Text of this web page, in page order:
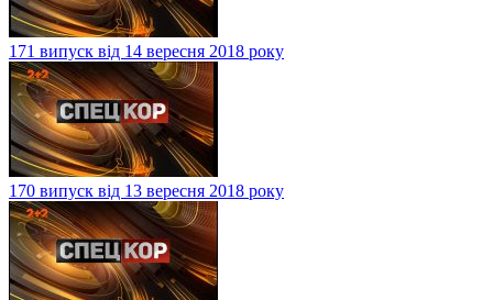
171 випуск від 14 вересня 2018 року
170 випуск від 13 вересня 2018 року